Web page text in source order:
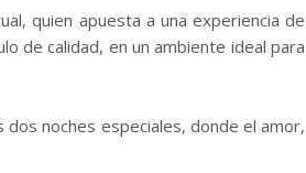
quien apuesta a una experiencia de
de calidad, en un ambiente ideal para
noches especiales, donde el amor,